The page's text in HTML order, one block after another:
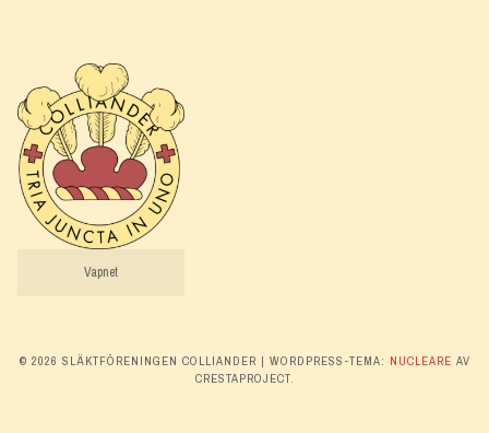
Vapnet
© 2026 SLÄKTFÖRENINGEN COLLIANDER | WORDPRESS-TEMA: NUCLEARE AV
CRESTAPROJECT.